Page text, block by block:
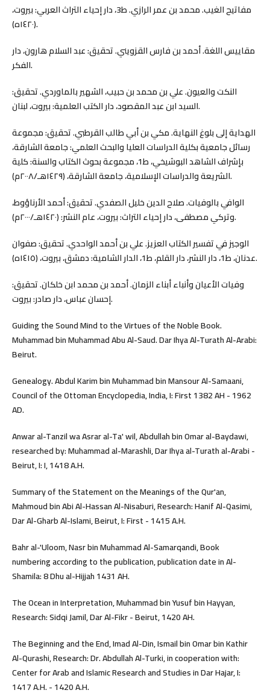
مفاتيح الغيب. محمد بن عمر الرازي. ط3، دار إحياء التراث العربي: بيروت،
(١٤٢٠ه).
مقاييس اللغة. أحمد بن فارس القزويني. تحقيق: عبد السلام هارون، دار
الفكر.
النكت والعيون. علي بن محمد بن حبيب، الشهير بالماوردي. تحقيق:
السيد ابن عبد المقصود، دار الكتب العلمية: بيروت، لبنان.
الهداية إلى بلوغ النهاية. مكي بن أبي طالب القرطبي. تحقيق: مجموعة
رسائل جامعية بكلية الدراسات العليا والبحث العلمي: جامعة الشارقة،
بإشراف الشاهد البوشيخي، ط1، مجموعة بحوث الكتاب والسنة: كلية
الشريعة والدراسات الإسلامية، جامعة الشارقة، (١٤٢٩هـ/٢٠٠٨م).
الوافي بالوفيات. صلاح الدين خليل الصفدي. تحقيق: أحمد الأرناؤوط،
وتركي مصطفى، دار إحياء التراث: بيروت، عام النشر: (١٤٢٠هـ/٢٠٠٠م).
الوجيز في تفسير الكتاب العزيز. علي بن أحمد الواحدي. تحقيق: صفوان
عدنان، ط1، دار النشر، دار القلم، ط1، الدار الشامية: دمشق، بيروت، (١٤١٥ه).
وفيات الأعيان وأنباء أبناء الزمان. أحمد بن محمد ابن خلكان. تحقيق:
إحسان عباس، دار صادر: بيروت.
Guiding the Sound Mind to the Virtues of the Noble Book.
Muhammad bin Muhammad Abu Al-Saud. Dar Ihya Al-Turath Al-Arabi:
Beirut.
Genealogy. Abdul Karim bin Muhammad bin Mansour Al-Samaani,
Council of the Ottoman Encyclopedia, India, I: First 1382 AH - 1962
AD.
Anwar al-Tanzil wa Asrar al-Ta' wil, Abdullah bin Omar al-Baydawi,
researched by: Muhammad al-Marashli, Dar Ihya al-Turath al-Arabi -
Beirut, I: I, 1418 A.H.
Summary of the Statement on the Meanings of the Qur'an,
Mahmoud bin Abi Al-Hassan Al-Nisaburi, Research: Hanif Al-Qasimi,
Dar Al-Gharb Al-Islami, Beirut, I: First - 1415 A.H.
Bahr al-'Uloom, Nasr bin Muhammad Al-Samarqandi, Book
numbering according to the publication, publication date in Al-
Shamila: 8 Dhu al-Hijjah 1431 AH.
The Ocean in Interpretation, Muhammad bin Yusuf bin Hayyan,
Research: Sidqi Jamil, Dar Al-Fikr - Beirut, 1420 AH.
The Beginning and the End, Imad Al-Din, Ismail bin Omar bin Kathir
Al-Qurashi, Research: Dr. Abdullah Al-Turki, in cooperation with:
Center for Arab and Islamic Research and Studies in Dar Hajar, I:
1417 A.H. - 1420 A.H.